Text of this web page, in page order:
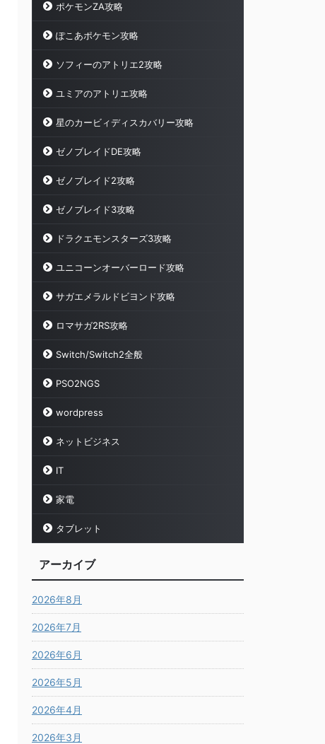
ポケモンZA攻略
ぽこあポケモン攻略
ソフィーのアトリエ2攻略
ユミアのアトリエ攻略
星のカービィディスカバリー攻略
ゼノブレイドDE攻略
ゼノブレイド2攻略
ゼノブレイド3攻略
ドラクエモンスターズ3攻略
ユニコーンオーバーロード攻略
サガエメラルドビヨンド攻略
ロマサガ2RS攻略
Switch/Switch2全般
PSO2NGS
wordpress
ネットビジネス
IT
家電
タブレット
アーカイブ
2026年8月
2026年7月
2026年6月
2026年5月
2026年4月
2026年3月